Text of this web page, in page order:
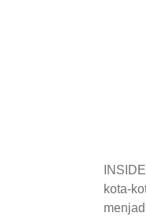
kota-